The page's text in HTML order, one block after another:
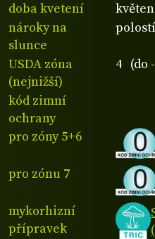
doba kvetení
nároky na
slunce
USDA zóna
(nejnižší)
4 (do -
kód zimní
ochrany
pro zóny 5+6
pro zónu 7
mykorhizní
přípravek